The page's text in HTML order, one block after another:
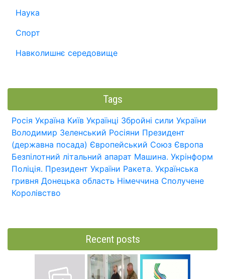
Наука
Спорт
Навколишнє середовище
Tags
Росія Україна Київ Українці Збройні сили України
Володимир Зеленський Росіяни Президент
(державна посада) Європейський Союз Європа
Безпілотний літальний апарат Машина. Укрінформ
Поліція. Президент України Ракета. Українська
гривня Донецька область Німеччина Сполучене
Королівство
Recent posts